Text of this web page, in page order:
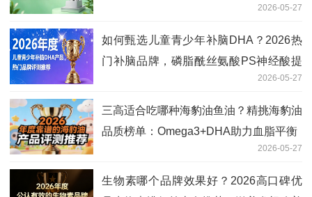
2026-05-27
如何甄选儿童青少年补脑DHA？2026热
门补脑品牌，磷脂酰丝氨酸PS神经酸提
2026-05-27
三高适合吃哪种海豹油鱼油？精挑海豹油
品质榜单：Omega3+DHA助力血脂平衡
2026-05-27
生物素哪个品牌效果好？2026高口碑优